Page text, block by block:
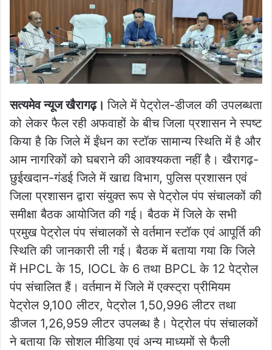
सत्यमेव न्यूज खैरागढ़।जिले में पेट्रोल-डीजल की उपलब्धता
को लेकर फैल रही अफवाहों के बीच जिला प्रशासन ने स्पष्ट
किया है कि जिले में ईंधन का स्टॉक सामान्य स्थिति में है और
आम नागरिकों को घबराने की आवश्यकता नहीं है। खैरागढ़-
छुईखदान-गंडई जिले में खाद्य विभाग, पुलिस प्रशासन एवं
जिला प्रशासन द्वारा संयुक्त रूप से पेट्रोल पंप संचालकों की
समीक्षा बैठक आयोजित की गई। बैठक में जिले के सभी
प्रमुख पेट्रोल पंप संचालकों से वर्तमान स्टॉक एवं आपूर्ति की
स्थिति की जानकारी ली गई। बैठक में बताया गया कि जिले
में HPCL के 15, IOCL के 6 तथा BPCL के 12 पेट्रोल
पंप संचालित हैं। वर्तमान में जिले में एक्स्ट्रा प्रीमियम
पेट्रोल 9,100 लीटर, पेट्रोल 1,50,996 लीटर तथा
डीजल 1,26,959 लीटर उपलब्ध है। पेट्रोल पंप संचालकों
ने बताया कि सोशल मीडिया एवं अन्य माध्यमों से फैली